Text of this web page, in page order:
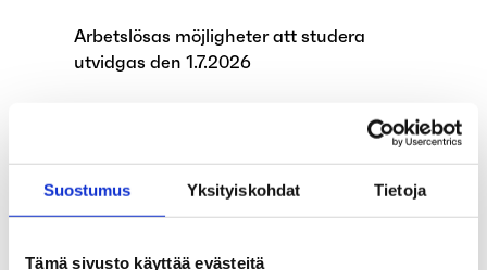
Suostumus Yksityiskohdat Tietoja
Tämä sivusto käyttää evästeitä
Arbetslösas möjligheter att studera
utvidgas den 1.7.2026
Arbetslöshetskassan Pro fusioneras med
Aaria Arbetslöshetskassa 1.1.2027